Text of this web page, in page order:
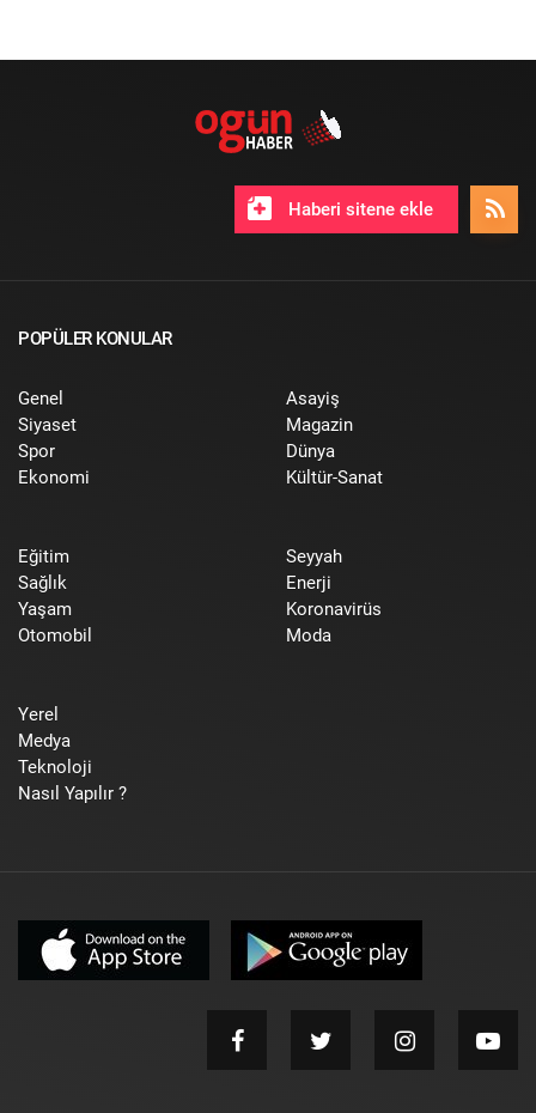
Haberi sitene ekle
POPÜLER KONULAR
Genel
Siyaset
Spor
Ekonomi
Asayiş
Magazin
Dünya
Kültür-Sanat
Eğitim
Sağlık
Yaşam
Otomobil
Seyyah
Enerji
Koronavirüs
Moda
Yerel
Medya
Teknoloji
Nasıl Yapılır ?